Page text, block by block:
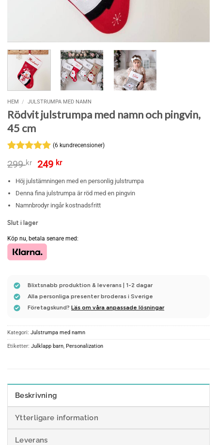
HEM / JULSTRUMPA MED NAMN
Rödvit julstrumpa med namn och pingvin,
45 cm
Betygsatt
av 5
kundrecensioner
(6 kundrecensioner)
299kr
Det
priset
var:
299 kr.
249 krDet
priset
är:
249 kr.
Höj julstämningen med en personlig julstrumpa
Denna fina julstrumpa är röd med en pingvin
Namnbrodyr ingår kostnadsfritt
Slut i lager
Köp nu, betala senare med:
Blixtsnabb produktion & leverans | 1-2 dagar
Alla personliga presenter broderas i Sverige
Företagskund?Läs om våra anpassade lösningar
Kategori: Julstrumpa med namn
Etiketter: Julklapp barn, Personalization
Beskrivning
Ytterligare information
Leverans